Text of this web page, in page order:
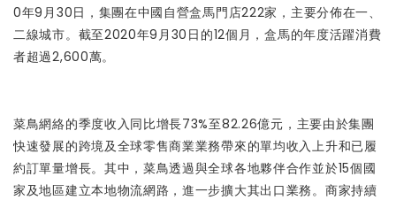
0年9月30日，集團在中國自營盒馬門店222家，主要分佈在一、
二線城市。截至2020年9月30日的12個月，盒馬的年度活躍消費
者超過2,600萬。
菜鳥網絡的季度收入同比增長73%至82.26億元，主要由於集團
快速發展的跨境及全球零售商業業務帶來的單均收入上升和已履
約訂單量增長。其中，菜鳥透過與全球各地夥伴合作並於15個國
家及地區建立本地物流網路，進一步擴大其出口業務。商家持續